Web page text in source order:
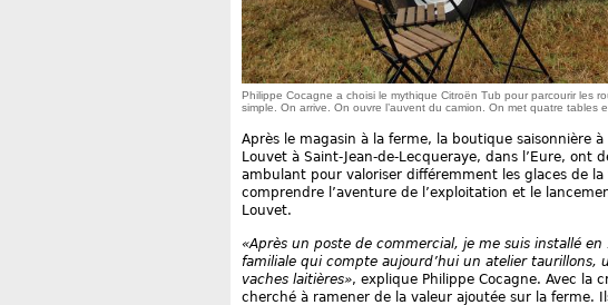
Philippe Cocagne a choisi le mythique Citroën Tub pour parcourir les
simple. On arrive. On ouvre l’auvent du camion. On met quatre tables
Après le magasin à la ferme, la boutique saisonnière
Louvet à Saint-Jean-de-Lecqueraye, dans l’Eure, ont
ambulant pour valoriser différemment les glaces de
comprendre l’aventure de l’exploitation et le
Louvet.
«Après un poste de commercial, je me suis installé
familiale qui compte aujourd’hui un atelier
vaches laitières», explique Philippe Cocagne. Avec la
cherché à ramener de la valeur ajoutée sur la ferme.